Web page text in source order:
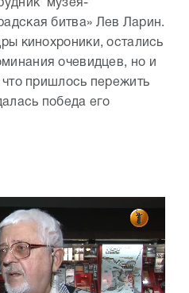
музея-
битва» Лев Ларин.
кинохроники, остались
очевидцев, но и
пришлось пережить
победа его